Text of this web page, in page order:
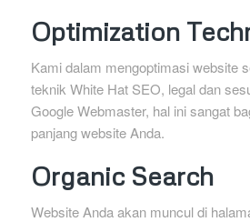
Optimization
Kami dalam mengoptimasi website
teknik White Hat SEO, legal dan
Google Webmaster, hal ini sangat
panjang website Anda.
Organic Search
Website Anda akan muncul di